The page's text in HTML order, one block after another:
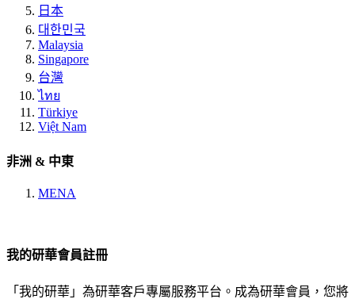
日本
대한민국
Malaysia
Singapore
台灣
ไทย
Türkiye
Việt Nam
非洲 & 中東
MENA
我的研華會員註冊
「我的研華」為研華客戶專屬服務平台。成為研華會員，您將